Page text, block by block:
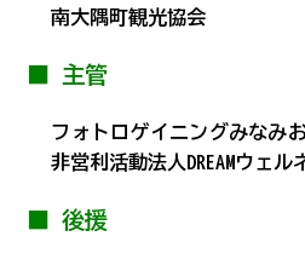
南大隅町観光協会
■ 主管
フォトロゲイニングみなみ
非営利活動法人DREAMウェル
■ 後援